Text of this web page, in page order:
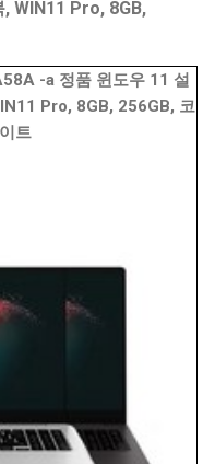
WIN11 Pro, 8GB,
-a 정품 윈도우 11 설
Pro, 8GB, 256GB, 코
트